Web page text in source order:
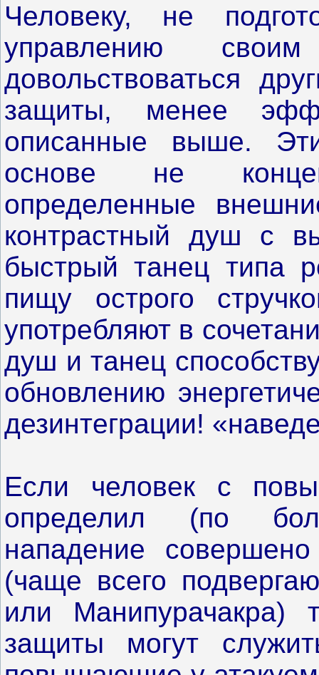
Человеку, не
управлению
довольствоваться
защиты, менее
описанные выше.
основе не
определенные
контрастный душ с
быстрый танец типа
пищу острого
употребляют в
душ и танец
обновлению
дезинтеграции!
Если человек с
определил (по
нападение
(чаще всего
или Манипурачакра)
защиты могут